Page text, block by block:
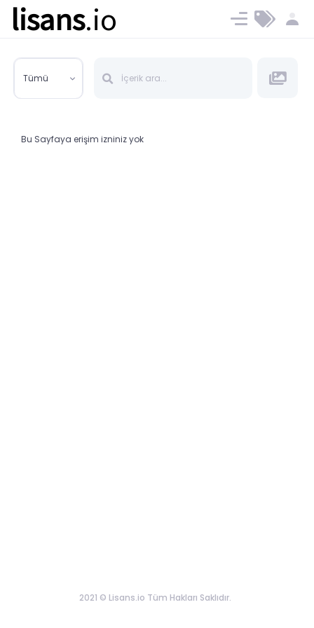
lisans.io Ücret ve Planlar
Tümü
Bu Sayfaya erişim izniniz yok
2021 © Lisans.io Tüm Hakları Saklıdır.